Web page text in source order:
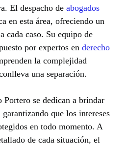
El despacho de abogados
en esta área, ofreciendo un
cada caso. Su equipo de
por expertos en derecho
la complejidad
una separación.
Portero se dedican a brindar
que los intereses
en todo momento. A
de cada situación, el